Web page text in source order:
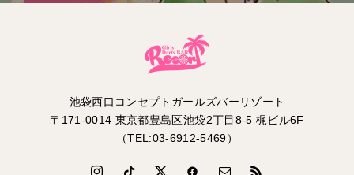
池袋西口コンセプトガールズバーリゾート
〒171-0014 東京都豊島区池袋2丁目8-5 梶ビル6F
（TEL:03-6912-5469）